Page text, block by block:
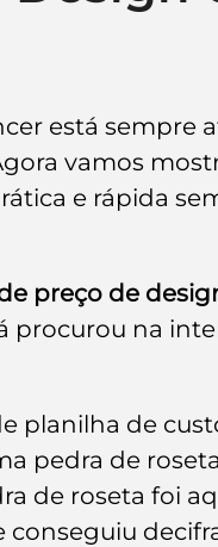
está sempre
vamos
e rápida
preço de
procurou na
planilha de
pedra de
de roseta foi
conseguiu